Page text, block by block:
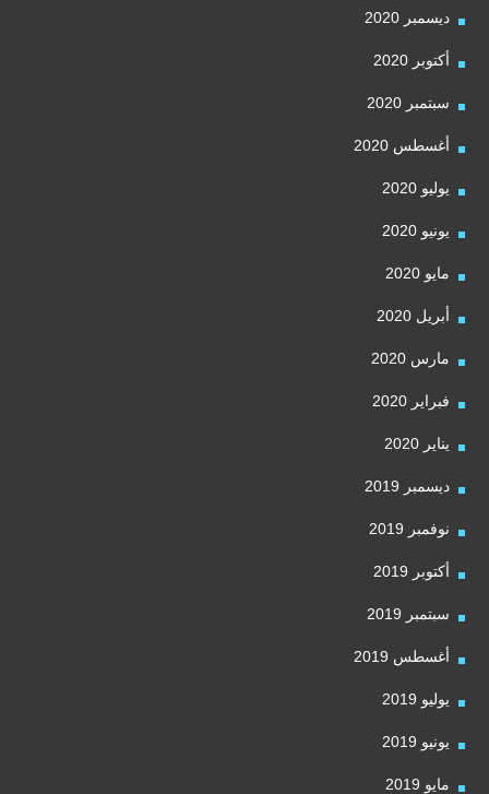
ديسمبر 2020
أكتوبر 2020
سبتمبر 2020
أغسطس 2020
يوليو 2020
يونيو 2020
مايو 2020
أبريل 2020
مارس 2020
فبراير 2020
يناير 2020
ديسمبر 2019
نوفمبر 2019
أكتوبر 2019
سبتمبر 2019
أغسطس 2019
يوليو 2019
يونيو 2019
مايو 2019